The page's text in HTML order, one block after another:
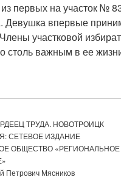
первых на участок №
Девушка впервые
участковой
столь важным в ее
ТРУДА. НОВОТРОИЦК
СЕТЕВОЕ ИЗДАНИЕ
ОБЩЕСТВО
Мясников